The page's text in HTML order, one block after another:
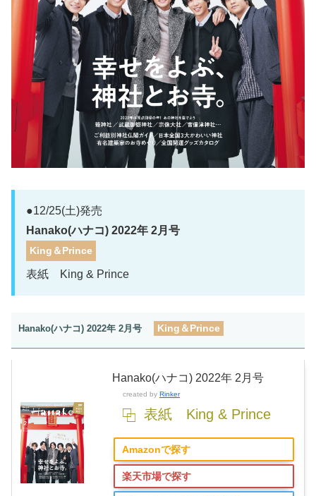
●12/25(土)発売
Hanako(ハナコ) 2022年 2月号
King＆Prince
表紙 King & Prince
Hanako(ハナコ) 2022年 2月号 King＆Prince
Hanako(ハナコ) 2022年 2月号
created by Rinker
表紙 King & Prince
Amazonで探す
楽天市場で探す